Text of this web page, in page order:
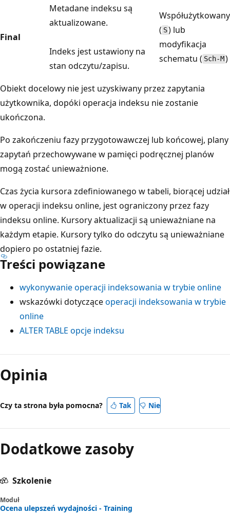
Final
Metadane indeksu są
aktualizowane.
Indeks jest ustawiony na
stan odczytu/zapisu.
Współużytkowany
( S) lub
modyfikacja
schematu ( Sch-M )
Obiekt docelowy nie jest uzyskiwany przez zapytania
użytkownika, dopóki operacja indeksu nie zostanie
ukończona.
Po zakończeniu fazy przygotowawczej lub końcowej, plany
zapytań przechowywane w pamięci podręcznej planów
mogą zostać unieważnione.
Czas życia kursora zdefiniowanego w tabeli, biorącej udział
w operacji indeksu online, jest ograniczony przez fazy
indeksu online. Kursory aktualizacji są unieważniane na
każdym etapie. Kursory tylko do odczytu są unieważniane
dopiero po ostatniej fazie.
Treści powiązane
wykonywanie operacji indeksowania w trybie online
wskazówki dotycząceoperacji indeksowania w trybie
online
ALTER TABLE opcje indeksu
Opinia
Czy ta strona była pomocna? Tak Nie
Dodatkowe zasoby
Szkolenie
Moduł
Ocena ulepszeń wydajności - Training